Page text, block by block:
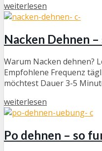
weiterlesen
Nacken Dehnen
Warum Nacken dehnen?
Empfohlene Frequenz
möchtest Dauer 3-5
weiterlesen
Po dehnen – so